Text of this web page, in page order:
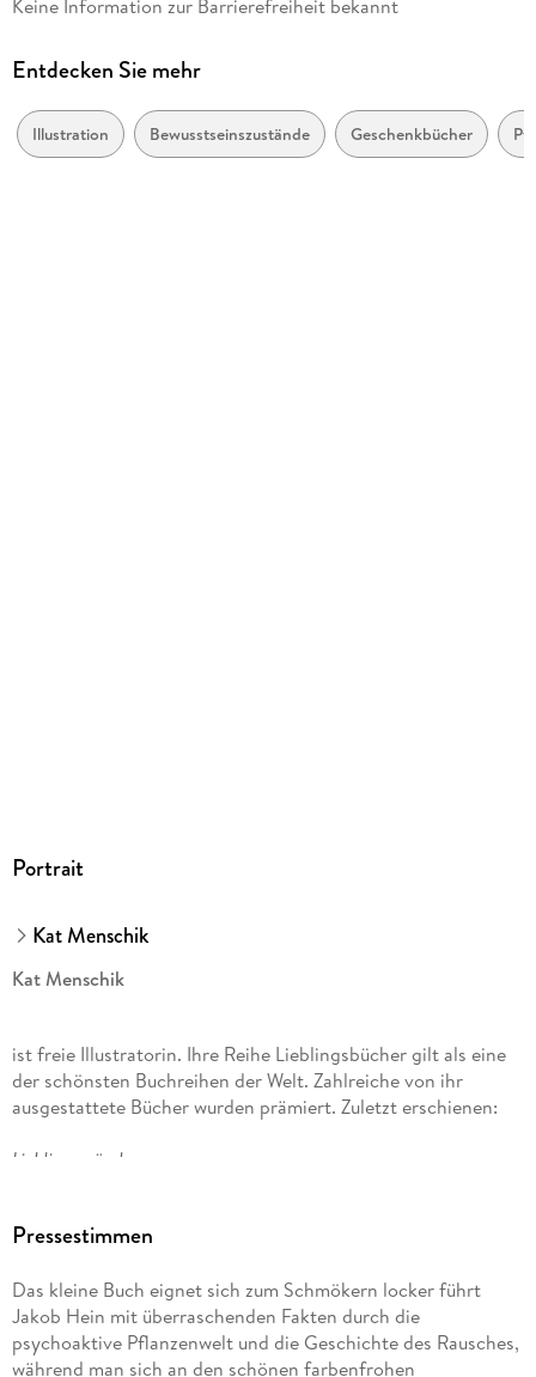
Autor/Autorin
Illustrationen
Jakob Hein
Keine Information zur Barrierefreiheit bekannt
Entdecken Sie mehr
Illustration Bewusstseinszustände Geschenkbücher
Portrait
Kat Menschik
Kat Menschik
ist freie Illustratorin. Ihre Reihe Lieblingsbücher gilt als eine
der schönsten Buchreihen der Welt. Zahlreiche von ihr
ausgestattete Bücher wurden prämiert. Zuletzt erschienen:
Lieblingsmärchen,
Wer bist du?
Pressestimmen
Das kleine Buch eignet sich zum Schmökern locker führt
Jakob Hein mit überraschenden Fakten durch die
psychoaktive Pflanzenwelt und die Geschichte des Rausches,
während man sich an den schönen farbenfrohen